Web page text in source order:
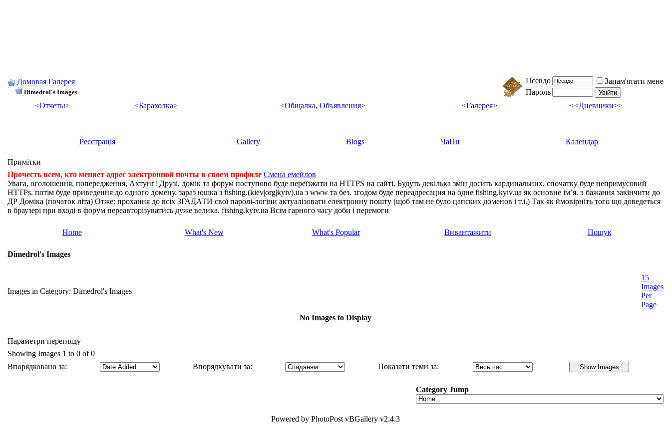
Домовая Галерея
Dimedrol's Images
Псевдо
Запам'ятати мене
Пароль
<Отчеты>
<Барахолка> <Общалка, Объявления> <Галерея> <<Дневники>>
Реєстрація Gallery Blogs ЧаПи Календар
Примітки
Прочесть всем, кто меняет адрес электронной почты в своем профиле Смена емейлов
Увага, оголошення, попередження, Ахтунг! Друзі, домік та форум поступово буде переїзжати на HTTPS на сайті. Будуть декілька змін досить кардинальних. спочатку буде непримусовий
HTTPs. потім буде приведення до одного домену. зараз юшка з fishing.(kiev|org|kyiv).ua з www та без. згодом буде переадресация на одне fishing.kyiv.ua як основне імʼя. э бажання закінчити до
ДР Доміка (початок літа) Отже: прохання до всіх ЗГАДАТИ свої паролі-логіни актуалізовати електронну пошту (щоб там не було цапских доменов і т.і.) Так як ймовірніть того що доведеться
в браузері при вході в форум переавторізуватись дуже велика. fishing.kyiv.ua Всім гарного часу доби і перемоги
Home What's New What's Popular Вивантажити Пошук
Dimedrol's Images
Images in Category: Dimedrol's Images
15
Images
Per
Page
No Images to Display
Параметри перегляду
Showing Images 1 to 0 of 0
Впорядковано за:
Впорядкувати за: Показати теми за:
Category Jump
Powered by PhotoPost vBGallery v2.4.3